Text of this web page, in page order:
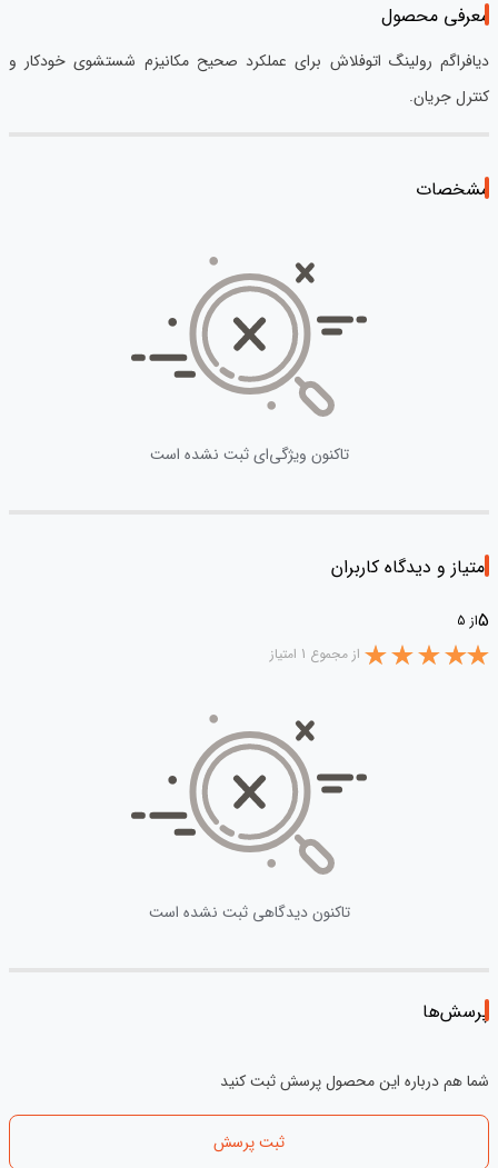
معرفی محصول
دیافراگم رولینگ اتوفلاش برای عملکرد صحیح مکانیزم شستشوی خودکار و
کنترل جریان.
مشخصات
تاکنون ویژگی‌ای ثبت نشده است
امتیاز و دیدگاه کاربران
5از 5
از مجموع 1 امتیاز
تاکنون دیدگاهی ثبت نشده است
پرسش‌ها
شما هم درباره این محصول پرسش ثبت کنید
ثبت پرسش